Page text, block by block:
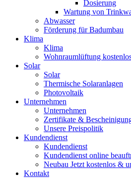
Dosierung
Wartung von
Abwasser
Förderung für Badumbau
Klima
Klima
Wohnraumlüftung
Solar
Solar
Thermische Solaranlagen
Photovoltaik
Unternehmen
Unternehmen
Zertifikate &
Unsere Preispolitik
Kundendienst
Kundendienst
Kundendienst online
Neubau Jetzt kostenlos &
Kontakt